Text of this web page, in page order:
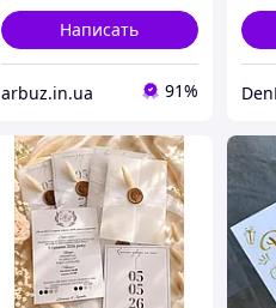
Написать
arbuz.in.ua 91%